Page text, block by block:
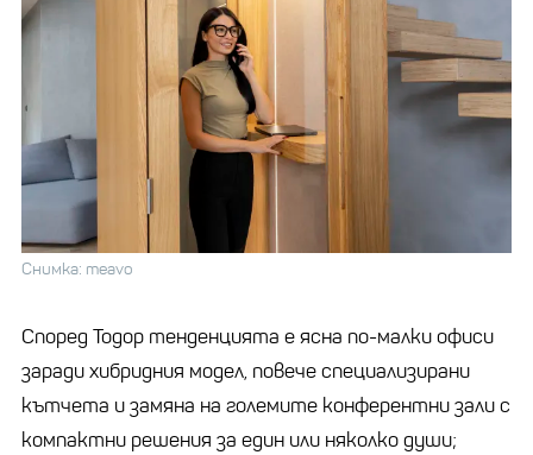
Снимка: meavo
Според Тодор тенденцията е ясна по-малки офиси
заради хибридния модел, повече специализирани
кътчета и замяна на големите конферентни зали с
компактни решения за един или няколко души;